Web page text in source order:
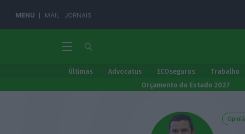
MENU MAIL JORNAIS
Últimas Advocatus ECOseguros Trabalho
Orçamento do Estado 2027